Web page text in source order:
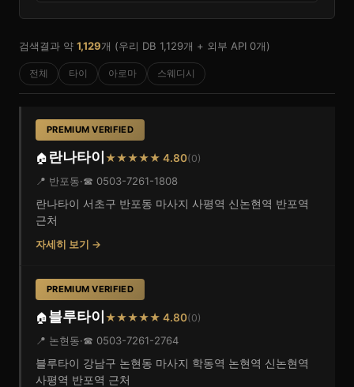
검색결과 약 1,129개 (우리 DB 1,129개 + 외부 API 0개)
전체 타이 아로마 스웨디시
PREMIUM VERIFIED
🏠 란나타이★★★★★ 4.80(0)
📍 반포동·☎ 0503-7261-1808
란나타이 서초구 반포동 마사지 사평역 신논현역 반포역
근처
자세히 보기 →
PREMIUM VERIFIED
🏠블루타이★★★★★ 4.80(0)
📍 논현동·☎ 0503-7261-2764
블루타이 강남구 논현동 마사지 학동역 논현역 신논현역
사평역 반포역 근처